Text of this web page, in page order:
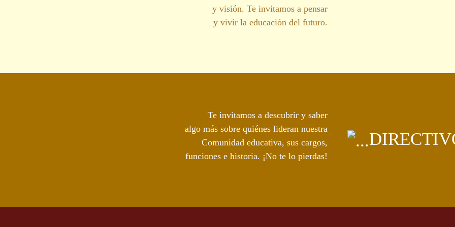
y visión. Te invitamos a pensar
y vivir la educación del futuro.
Te invitamos a descubrir y saber
algo más sobre quiénes lideran nuestra
Comunidad educativa, sus cargos,
funciones e historia. ¡No te lo pierdas!